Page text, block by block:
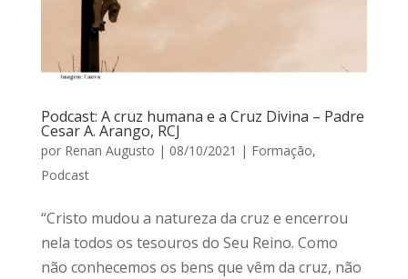
Podcast: A cruz humana e a Cruz Divina – Padre
Cesar A. Arango, RCJ
por Renan Augusto | 08/10/2021 | Formação,
Podcast
“Cristo mudou a natureza da cruz e encerrou
nela todos os tesouros do Seu Reino. Como
não conhecemos os bens que vêm da cruz, não